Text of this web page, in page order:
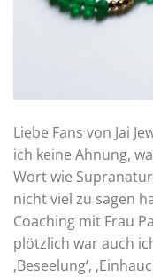
Liebe Fans von Jai
ich keine Ahnung,
Wort wie
nicht viel zu sagen
Coaching mit Frau
plötzlich war auch
‚Beseelung‘,